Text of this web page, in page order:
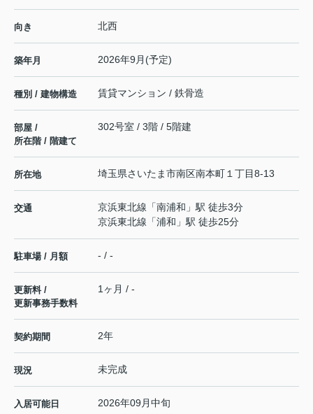
向き 北西
築年月 2026年9月(予定)
種別 / 建物構造 賃貸マンション / 鉄骨造
部屋 /
所在階 / 階建て
302号室 / 3階 / 5階建
所在地 埼玉県さいたま市南区南本町１丁目8-13
交通 京浜東北線 「南浦和 」駅 徒歩3分
京浜東北線 「浦和 」駅 徒歩25分
駐車場 / 月額 - / -
更新料 /
更新事務手数料
1ヶ月 / -
契約期間 2年
現況 未完成
入居可能日 2026年09月中旬